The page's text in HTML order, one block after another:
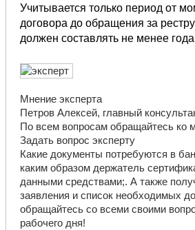
Учитывается только период от
договора до обращения за
должен составлять не менее
Мнение эксперта
Петров Алексей, главный
По всем вопросам обращайтесь ко
Задать вопрос эксперту
Какие документы потребуются в
каким образом держатель
данными средствами;. А также
заявления и список необходимых
обращайтесь со всеми своими
рабочего дня!